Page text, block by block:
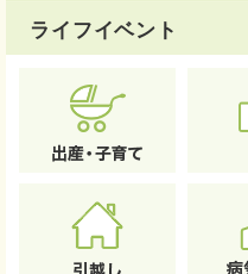
ライフイベント